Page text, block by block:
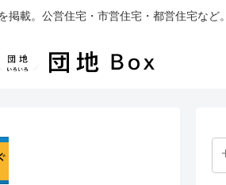
掲載。公営住宅・市営住宅・都営住宅など。